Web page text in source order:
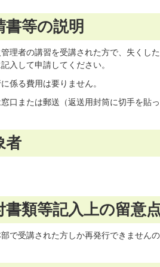
書等の説明
理者の講習を受講された方で、失くし
入して申請してください。
係る費用は要りません。
口または郵送（返送用封筒に切手を貼
者
書類等記入上の留意
で受講された方しか再発行できません